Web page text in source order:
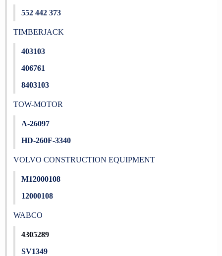
552 442 373
TIMBERJACK
403103
406761
8403103
TOW-MOTOR
A-26097
HD-260F-3340
VOLVO CONSTRUCTION EQUIPMENT
M12000108
12000108
WABCO
4305289
SV1349